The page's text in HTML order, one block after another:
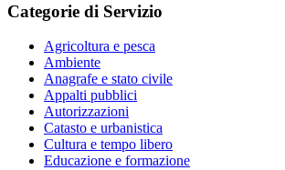
Categorie di Servizio
Agricoltura e pesca
Ambiente
Anagrafe e stato civile
Appalti pubblici
Autorizzazioni
Catasto e urbanistica
Cultura e tempo libero
Educazione e formazione